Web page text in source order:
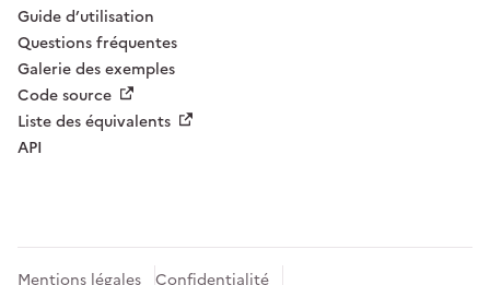
Guide d’utilisation
Questions fréquentes
Galerie des exemples
Code source
Liste des équivalents
API
Mentions légales Confidentialité